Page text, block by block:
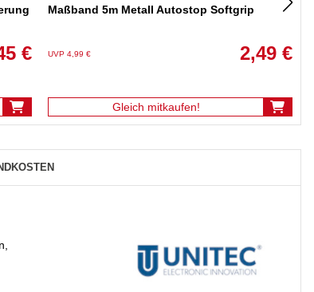
€
Maßband 5m Metall Autostop Softgrip
UVP 4,99 € 2,49 €
Gleich mitkaufen!